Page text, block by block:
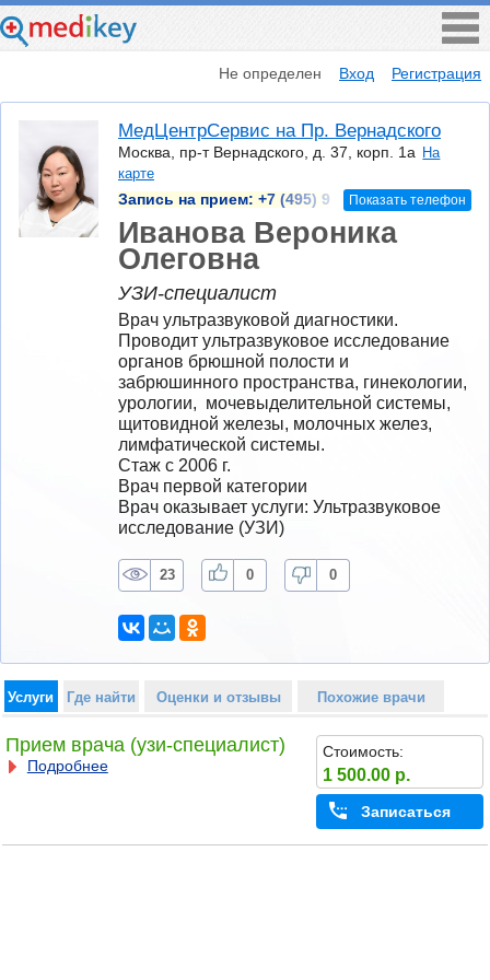
Не определен Вход Регистрация
МедЦентрСервис на Пр. Вернадского
Москва, пр-т Вернадского, д. 37, корп. 1а На
карте
Запись на прием: +7 (495) 9 Показать телефон
Иванова Вероника
Олеговна
УЗИ-специалист
Врач ультразвуковой диагностики.
Проводит ультразвуковое исследование
органов брюшной полости и
забрюшинного пространства, гинекологии,
урологии,  мочевыделительной системы,
щитовидной железы, молочных желез,
лимфатической системы.
Стаж с 2006 г.
Врач первой категории
Врач оказывает услуги: Ультразвуковое
исследование (УЗИ)
23 0 0
Услуги Где найти Оценки и отзывы Похожие врачи
Прием врача (узи-специалист)
Подробнее
Стоимость:
1 500.00 р.
Записаться